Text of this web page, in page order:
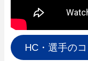
HC・選手の